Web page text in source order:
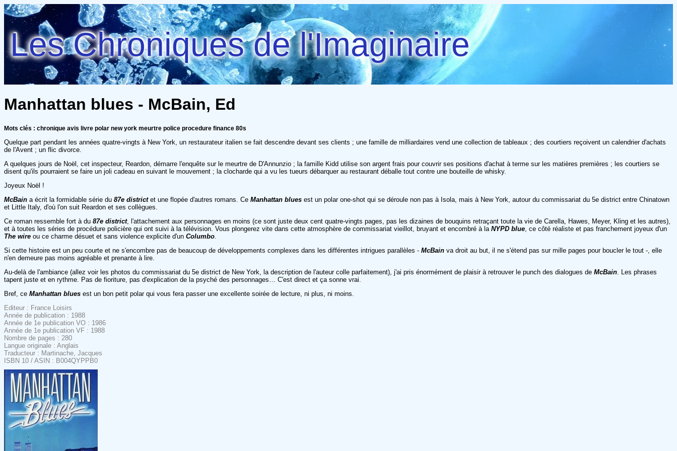
Les Chroniques de l'Imaginaire
Manhattan blues - McBain, Ed
Mots clés : chronique avis livre polar new york meurtre police procedure finance 80s
Quelque part pendant les années quatre-vingts à New York, un restaurateur italien se fait descendre devant ses clients ; une famille de milliardaires vend une collection de tableaux ; des courtiers reçoivent un calendrier d'achats
de l'Avent ; un flic divorce.
A quelques jours de Noël, cet inspecteur, Reardon, démarre l'enquête sur le meurtre de D'Annunzio ; la famille Kidd utilise son argent frais pour couvrir ses positions d'achat à terme sur les matières premières ; les courtiers se
disent qu'ils pourraient se faire un joli cadeau en suivant le mouvement ; la clocharde qui a vu les tueurs débarquer au restaurant déballe tout contre une bouteille de whisky.
Joyeux Noël !
McBain a écrit la formidable série du 87e district et une flopée d'autres romans. Ce Manhattan blues est un polar one-shot qui se déroule non pas à Isola, mais à New York, autour du commissariat du 5e district entre Chinatown
et Little Italy, d'où l'on suit Reardon et ses collègues.
Ce roman ressemble fort à du 87e district, l'attachement aux personnages en moins (ce sont juste deux cent quatre-vingts pages, pas les dizaines de bouquins retraçant toute la vie de Carella, Hawes, Meyer, Kling et les autres),
et à toutes les séries de procédure policière qui ont suivi à la télévision. Vous plongerez vite dans cette atmosphère de commissariat vieillot, bruyant et encombré à la NYPD blue , ce côté réaliste et pas franchement joyeux d'un
The wire ou ce charme désuet et sans violence explicite d'un Columbo
Si cette histoire est un peu courte et ne s'encombre pas de beaucoup de développements complexes dans les différentes intrigues parallèles - McBain va droit au but, il ne s'étend pas sur mille pages pour boucler le tout -, elle
n'en demeure pas moins agréable et prenante à lire.
Au-delà de l'ambiance (allez voir les photos du commissariat du 5e district de New York, la description de l'auteur colle parfaitement), j'ai pris énormément de plaisir à retrouver le punch des dialogues de McBain . Les phrases
tapent juste et en rythme. Pas de fioriture, pas d'explication de la psyché des personnages… C'est direct et ça sonne vrai.
Bref, ce Manhattan blues est un bon petit polar qui vous fera passer une excellente soirée de lecture, ni plus, ni moins.
Editeur : France Loisirs
Année de publication : 1988
Année de 1e publication VO : 1986
Année de 1e publication VF : 1988
Nombre de pages : 280
Langue originale : Anglais
Traducteur : Martinache, Jacques
ISBN 10 / ASIN : B004QYPPB0